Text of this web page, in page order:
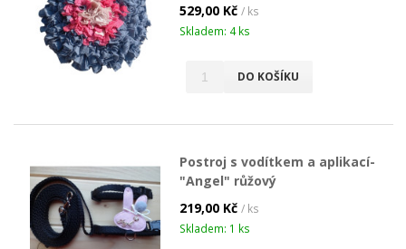
529,00 Kč / ks
Skladem: 4 ks
DO KOŠÍKU
Postroj s vodítkem a aplikací-
"Angel" růžový
219,00 Kč / ks
Skladem: 1 ks